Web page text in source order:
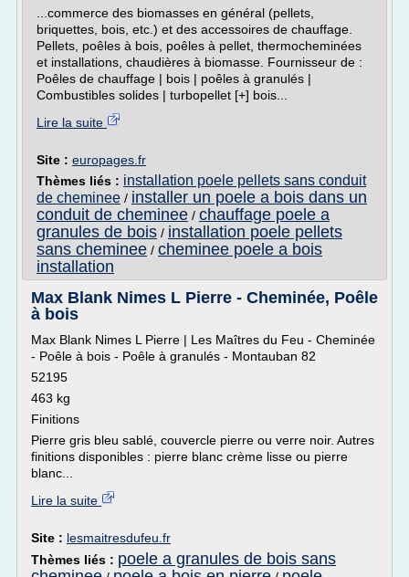
...commerce des biomasses en général (pellets,
briquettes, bois, etc.) et des accessoires de chauffage.
Pellets, poêles à bois, poêles à pellet, thermocheminées
et installations, chaudières à biomasse. Fournisseur de :
Poêles de chauffage | bois | poêles à granulés |
Combustibles solides | turbopellet [+] bois...
Lire la suite
Site : europages.fr
Thèmes liés : installation poele pellets sans conduit
de cheminee / installer un poele a bois dans un
conduit de cheminee / chauffage poele a
granules de bois / installation poele pellets
sans cheminee / cheminee poele a bois
installation
Max Blank Nimes L Pierre - Cheminée, Poêle
à bois
Max Blank Nimes L Pierre | Les Maîtres du Feu - Cheminée
- Poêle à bois - Poêle à granulés - Montauban 82
52195
463 kg
Finitions
Pierre gris bleu sablé, couvercle pierre ou verre noir. Autres
finitions disponibles : pierre blanc crème lisse ou pierre
blanc...
Lire la suite
Site : lesmaitresdufeu.fr
Thèmes liés : poele a granules de bois sans